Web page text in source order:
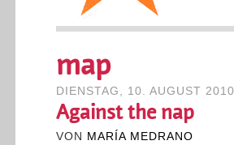
map
DIENSTAG, 10. AUGUST 2010
Against the nap
VON
MARÍA MEDRANO